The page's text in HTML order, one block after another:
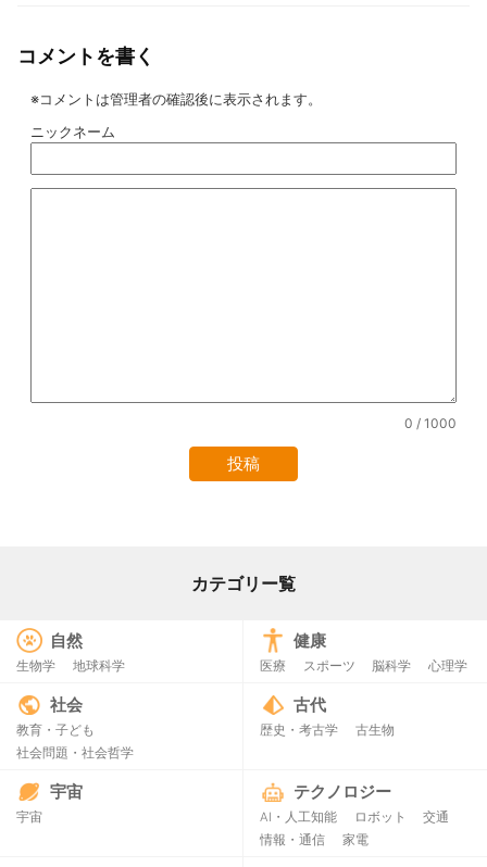
コメントを書く
※コメントは管理者の確認後に表示されます。
ニックネーム
0 / 1000
カテゴリー覧
自然
生物学 地球科学
健康
医療 スポーツ 脳科学 心理学
社会
教育・子ども
社会問題・社会哲学
古代
歴史・考古学 古生物
宇宙
宇宙
テクノロジー
AI・人工知能 ロボット
交通
情報・通信
家電